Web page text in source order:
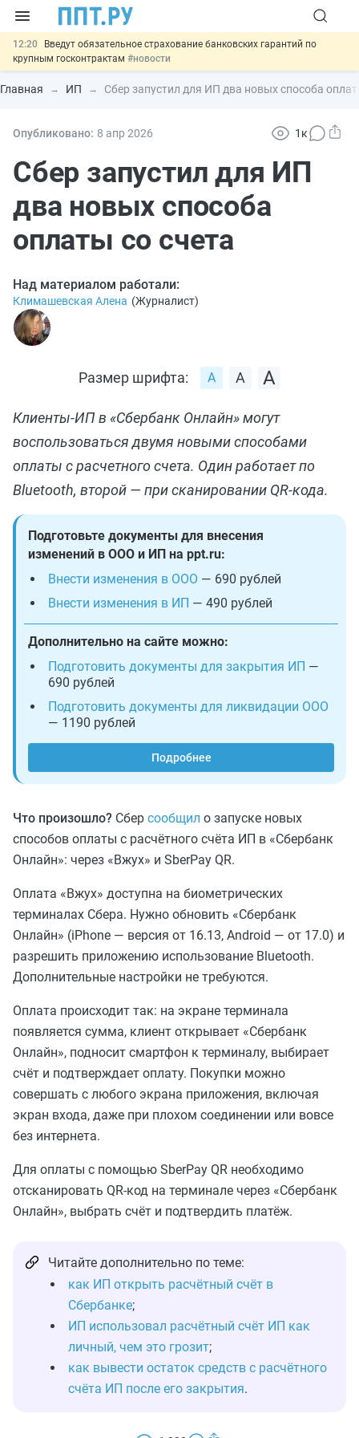
12:20
Введут обязательное страхование банковских гарантий по
крупным госконтрактам #новости
11:12 Закон об ИИ синхронизируют с Гражданским кодексом#новости
00:01
10 августа: важные документы, вступающие в силу сегодня
13:02
СФР переведёт обмен по пособиям в СЭДО на
платформу ГИС ЕЦП до 31 августа
#новости
Главная ИП Сбер запустил для ИП два новых способа
Опубликовано: 8 апр 2026 1к
Сбер запустил для ИП
два новых способа
оплаты со счета
Над материалом работали:
Климашевская Алена (Журналист)
Размер шрифта:
Клиенты‑ИП в «Сбербанк Онлайн» могут
воспользоваться двумя новыми способами
оплаты с расчетного счета. Один работает по
Bluetooth, второй — при сканировании QR‑кода.
Подготовьте документы для внесения
изменений в ООО и ИП на ppt.ru:
Внести изменения в ООО — 690 рублей
Внести изменения в ИП — 490 рублей
Дополнительно на сайте можно:
Подготовить документы для закрытия ИП —
690 рублей
Подготовить документы для ликвидации ООО
— 1190 рублей
Подробнее
Что произошло? Сбер сообщил о запуске новых
способов оплаты с расчётного счёта ИП в «Сбербанк
Онлайн»: через «Вжух» и SberPay QR.
Оплата «Вжух» доступна на биометрических
терминалах Сбера. Нужно обновить «Сбербанк
Онлайн» (iPhone — версия от 16.13, Android — от 17.0) и
разрешить приложению использование Bluetooth.
Дополнительные настройки не требуются.
Оплата происходит так: на экране терминала
появляется сумма, клиент открывает «Сбербанк
Онлайн», подносит смартфон к терминалу, выбирает
счёт и подтверждает оплату. Покупки можно
совершать с любого экрана приложения, включая
экран входа, даже при плохом соединении или вовсе
без интернета.
Для оплаты с помощью SberPay QR необходимо
отсканировать QR‑код на терминале через «Сбербанк
Онлайн», выбрать счёт и подтвердить платёж.
Читайте дополнительно по теме:
как ИП открыть расчётный счёт в
Сбербанке;
ИП использовал расчётный счёт ИП как
личный, чем это грозит;
как вывести остаток средств с расчётного
счёта ИП после его закрытия.